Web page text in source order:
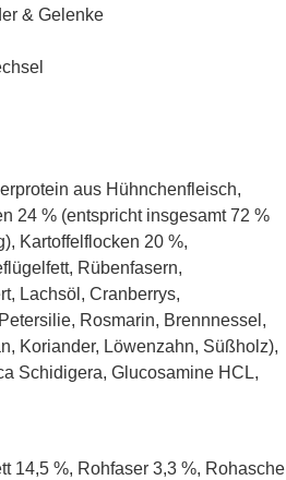
& Gelenke
aus Hühnchenfleisch,
24 % (entspricht insgesamt 72 %
Kartoffelflocken 20 %,
Rübenfasern,
Lachsöl, Cranberrys,
Rosmarin, Brennnessel,
Koriander, Löwenzahn, Süßholz),
Schidigera, Glucosamine HCL,
14,5 %, Rohfaser 3,3 %, Rohasche